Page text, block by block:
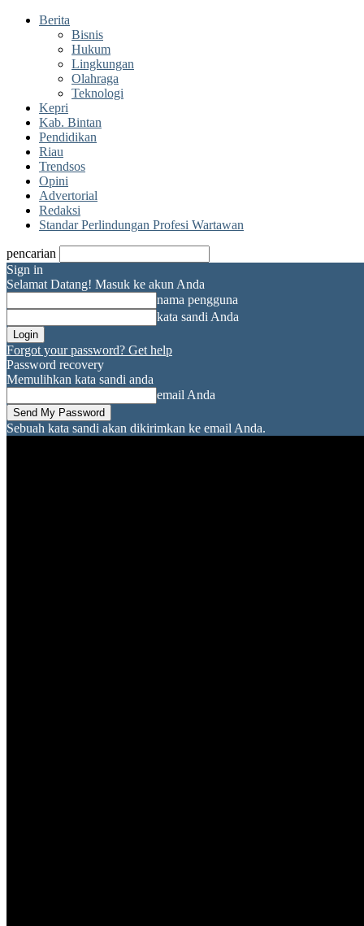
Berita
Bisnis
Hukum
Lingkungan
Olahraga
Teknologi
Kepri
Kab. Bintan
Pendidikan
Riau
Trendsos
Opini
Advertorial
Redaksi
Standar Perlindungan Profesi Wartawan
pencarian
Sign in
Selamat Datang! Masuk ke akun Anda
nama pengguna
kata sandi Anda
Forgot your password? Get help
Password recovery
Memulihkan kata sandi anda
email Anda
Sebuah kata sandi akan dikirimkan ke email Anda.